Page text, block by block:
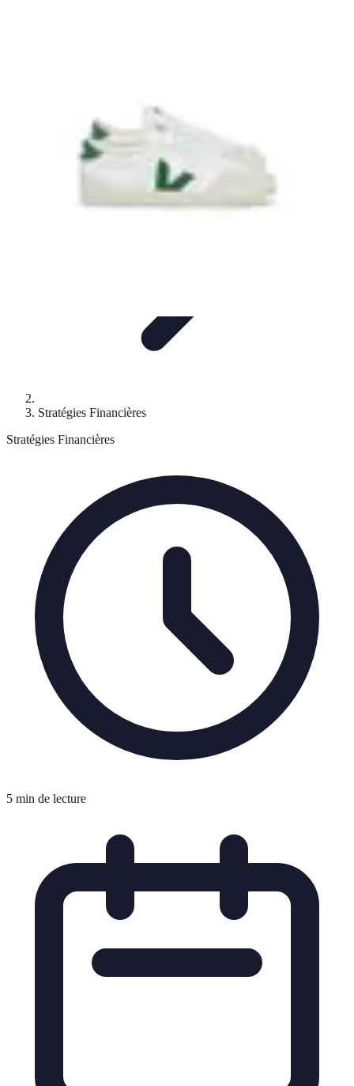
Stratégies Financières
Stratégies Financières
5 min de lecture